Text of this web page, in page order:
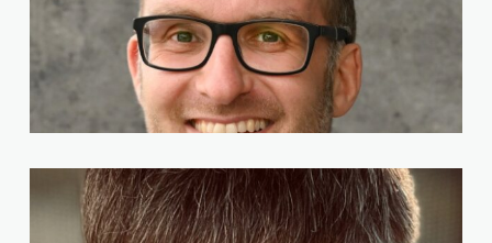
Christoph Bruder